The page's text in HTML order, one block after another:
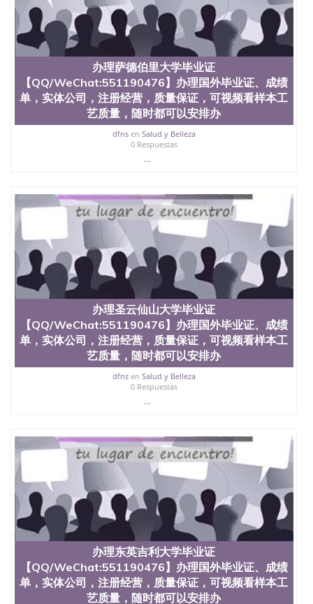
西地区的公立大学之一。位于圣何塞市San Jose中
心，占地154公顷。它是一所位于加利福尼亚州的著
名综合性公立大学，它以极高的就业率，全美名列前
茅的毕业薪资，浓厚的多元化学术氛围，杰出的本科
教育质量，被《福克斯》杂志评选为全美50强公立综
合性大学，每年有来自世界各地的成百上千的海外学
生前往求学。 至今，这是一所在世界上享有学术地
位、声誉、实习机会和影响力的高等教育机构，并获
誉为美国本科教育质量的核心代表。其计算机系与会
计系更是在当今美国大学教学排名中表现优异。其毕
业生大多可以在其所处地域的世界硅谷中心得到工作
机会。许多硅谷公司甚至在学生大三和大四的学期提
都占据着加州所有大学中的地理位置。 圣何塞州立大
学座落于硅谷(Silicon Valley), 于附近的旧金山-圣何塞
地区为全美的重要科技中心。约有学生三万人，超过
134种学士学科和65个硕士学科，并有来自世界60余
国的学生来此就读。其有名的科系如计算机科学，电
子工程学，工商管理学，艺术设计，和航空学等，深
受性肯定及好评；而各种大学部和研究所的商学课程
也吸引了众多不同国家的专业人士前来研究与学习。
二、办理流程： 1、收集客户办理信息； 2、客户付
定金下单； 3、公司确认到账转制作点做电子图；
4、电子图做好发给客户确认； 5、电子图确认好转成
品部做成品； 6、成品做好拍照或者视频确认再付余
款； 7、快递给客户（国内顺丰，国外DHL）。 三、
真实网上可查的证明材料 1、教育部学历学位认证，
留服真实存档可查，存档。 2、留学回国人员证明
院、地球及物质科学院、教育学院、工程学院、健康
与人类发展学院、信息工程与科学学院、人文学院、
护理学院、科学学院等。学校的教育学院排名在全美
前十名，工学院排名在前十五名，且继续攀升中。纽
约大学为学生们提供本科、硕士及博士学位。学校的
专业课程包括：会计学、MBA、财务、教育、建筑工
程、经济、医学、护理、文学、音乐、生物学、统计
学、美术、电子工程、天文学、农业、环境污染控
制、历史、电气工程、生物工程、建筑设计、工商管
理、材料科学、机械工程、航天工程、土木工程、数
学、化学、英语、社会科学、心理学、戏剧、市场营
销、机械工程、计算机科学、物理学、人工智能、商
科、金融专业 1、客户提供相关材料，确定客户办理
办理萨德伯里大学毕业证
【QQ/WeChat:551190476】办理国外毕业证、成绩
单，实体公司，注册经营，质量保证，可视频看样本工
艺质量，随时都可以安排办
dfnsen Salud y Belleza
0 Respuestas
...
办理圣云仙山大学毕业证
【QQ/WeChat:551190476】办理国外毕业证、成绩
单，实体公司，注册经营，质量保证，可视频看样本工
艺质量，随时都可以安排办
dfnsen Salud y Belleza
0 Respuestas
...
办理东英吉利大学毕业证
【QQ/WeChat:551190476】办理国外毕业证、成绩
单，实体公司，注册经营，质量保证，可视频看样本工
艺质量，随时都可以安排办